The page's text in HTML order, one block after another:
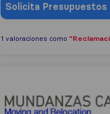
Solicita Presupuestos
1 valoraciones como